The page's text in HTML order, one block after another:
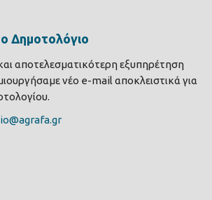
Δημοτολόγιο
αποτελεσματικότερη εξυπηρέτηση
νέο e-mail αποκλειστικά για